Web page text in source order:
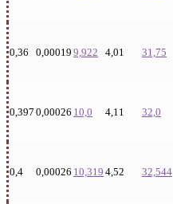
0,36 0,00019 9,922 4,01 31,75
0,397 0,00026 10,0 4,11 32,0
0,4 0,00026 10,319 4,52 32,544